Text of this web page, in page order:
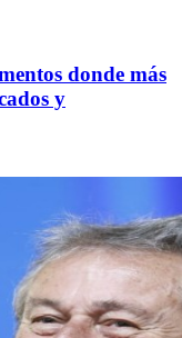
donde más
y